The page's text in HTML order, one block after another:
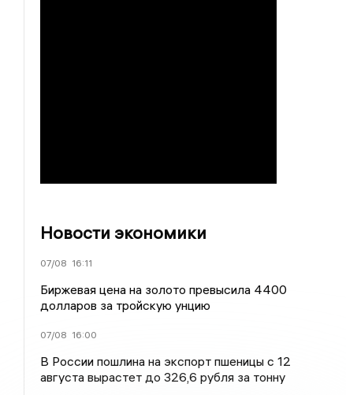
Новости экономики
07/08 16:11
Биржевая цена на золото превысила 4400
долларов за тройскую унцию
07/08 16:00
В России пошлина на экспорт пшеницы с 12
августа вырастет до 326,6 рубля за тонну